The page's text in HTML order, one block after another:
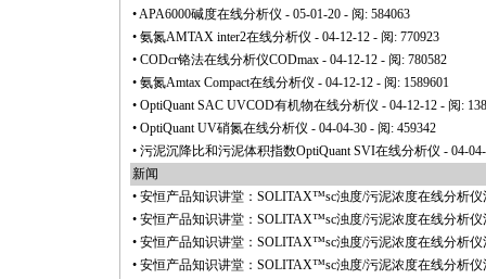
•APA6000碱度在线分析仪 - 05-01-20 - 阅: 584063
• 氨氮AMTAX inter2在线分析仪 - 04-12-12 - 阅: 770923
• CODcr铬法在线分析仪CODmax - 04-12-12 - 阅: 780582
• 氨氮Amtax Compact在线分析仪 - 04-12-12 - 阅: 1589601
• OptiQuant SAC UVCOD有机物在线分析仪 - 04-12-12 - 阅:
• OptiQuant UV硝氮在线分析仪 - 04-04-30 - 阅: 459342
• 污泥沉降比和污泥体积指数OptiQuant SVI在线分析仪 - 04-
新闻
• 安恒产品知识讲堂：SOLITAX™sc浊度/污泥浓度在线分析仪
• 安恒产品知识讲堂：SOLITAX™sc浊度/污泥浓度在线分析仪
• 安恒产品知识讲堂：SOLITAX™sc浊度/污泥浓度在线分析仪
• 安恒产品知识讲堂：SOLITAX™sc浊度/污泥浓度在线分析仪